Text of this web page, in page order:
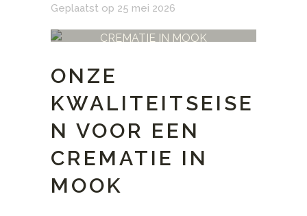
Geplaatst op 25 mei 2026
CREMATIE IN MOOK
ONZE
KWALITEITSEISE
N VOOR EEN
CREMATIE IN
MOOK